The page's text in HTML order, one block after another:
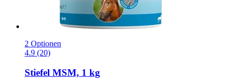
2 Optionen
4.9 (20)
Stiefel MSM, 1 kg